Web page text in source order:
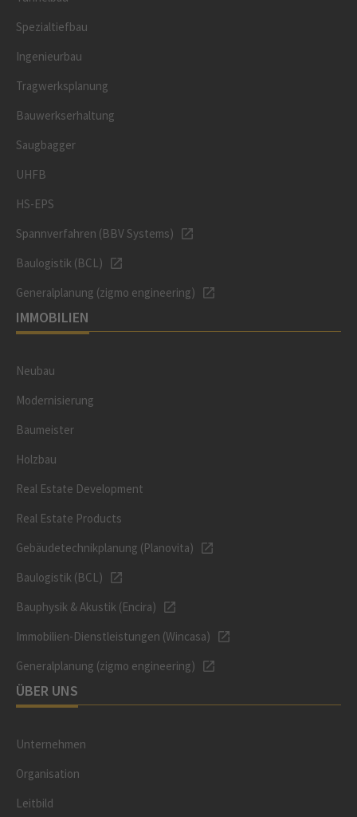
Spezialtiefbau
Ingenieurbau
Tragwerksplanung
Bauwerkserhaltung
Saugbagger
UHFB
HS-EPS
Spannverfahren (BBV Systems)
Baulogistik (BCL)
Generalplanung (zigmo engineering)
IMMOBILIEN
Neubau
Modernisierung
Baumeister
Holzbau
Real Estate Development
Real Estate Products
Gebäudetechnikplanung (Planovita)
Baulogistik (BCL)
Bauphysik & Akustik (Encira)
Immobilien-Dienstleistungen (Wincasa)
Generalplanung (zigmo engineering)
ÜBER UNS
Unternehmen
Organisation
Leitbild